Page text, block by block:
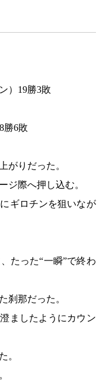
）19勝3敗
勝6敗
がりだった。
ジ際へ押し込む。
ギロチンを狙いなが
たった“一瞬”で終わ
刹那だった。
ましたようにカウン
。